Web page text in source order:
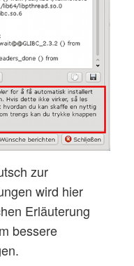
zur
wird hier
Erläuterung
bessere